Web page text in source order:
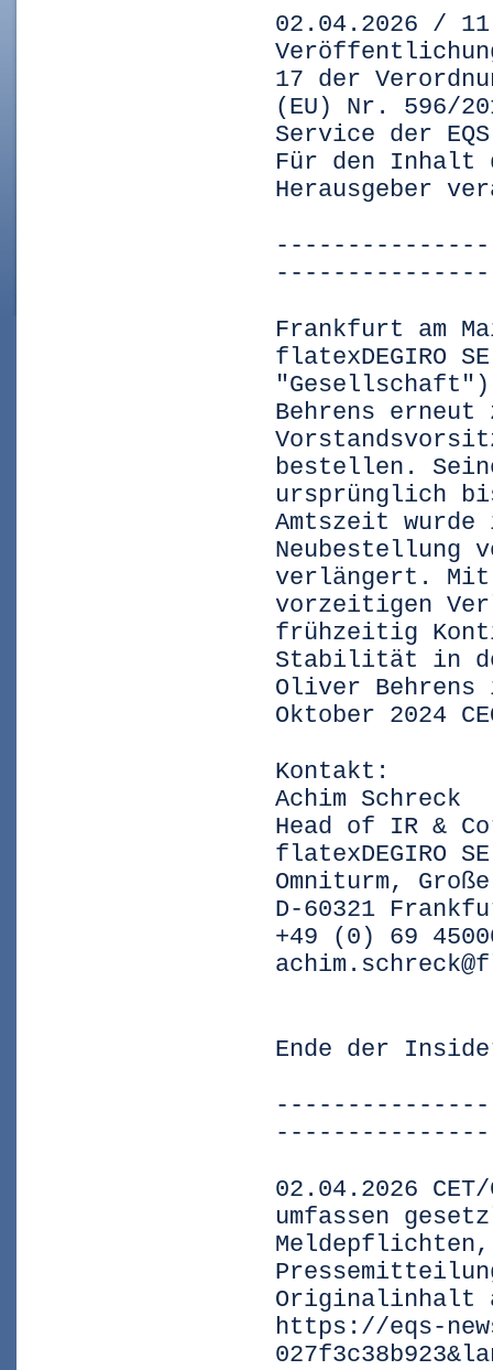
02.04.2026 /
17 der
(EU) Nr. 596/
Service der
Für den
Herausgeber
Frankfurt am
flatexDEGIRO
Behrens erneut
bestellen.
ursprünglich
Amtszeit wurde
Neubestellung
verlängert.
vorzeitigen
frühzeitig
Stabilität in
Oliver
Oktober 2024
Kontakt:
Achim Schreck
Head of IR &
flatexDEGIRO SE
Omniturm,
D-60321
+49 (0) 69
Ende der
02.04.2026
umfassen
Meldepflichten,
Originalinhalt
https://eqs-